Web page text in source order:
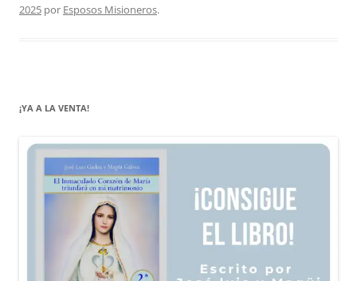
2025 por Esposos Misioneros.
¡YA A LA VENTA!